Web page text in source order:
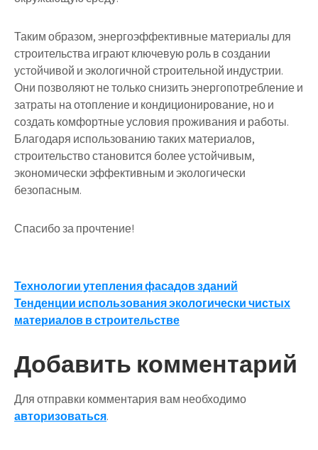
Таким образом, энергоэффективные материалы для
строительства играют ключевую роль в создании
устойчивой и экологичной строительной индустрии.
Они позволяют не только снизить энергопотребление и
затраты на отопление и кондиционирование, но и
создать комфортные условия проживания и работы.
Благодаря использованию таких материалов,
строительство становится более устойчивым,
экономически эффективным и экологически
безопасным.
Спасибо за прочтение!
Навигация
по
Технологии утепления фасадов зданий
Тенденции использования экологически чистых
материалов в строительстве
Добавить комментарий
Для отправки комментария вам необходимо
авторизоваться.